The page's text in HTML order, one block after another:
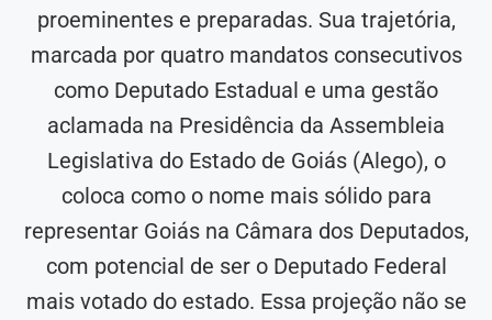
proeminentes e preparadas. Sua trajetória,
marcada por quatro mandatos consecutivos
como Deputado Estadual e uma gestão
aclamada na Presidência da Assembleia
Legislativa do Estado de Goiás (Alego), o
coloca como o nome mais sólido para
representar Goiás na Câmara dos Deputados,
com potencial de ser o Deputado Federal
mais votado do estado. Essa projeção não se